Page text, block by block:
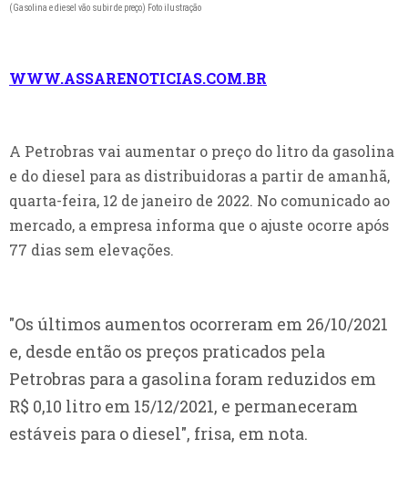
(Gasolina e diesel vão subir de preço) Foto ilustração
WWW.ASSARENOTICIAS.COM.BR
A Petrobras vai aumentar o preço do litro da gasolina
e do diesel para as distribuidoras a partir de amanhã,
quarta-feira, 12 de janeiro de 2022. No comunicado ao
mercado, a empresa informa que o ajuste ocorre após
77 dias sem elevações.
"Os últimos aumentos ocorreram em 26/10/2021
e, desde então os preços praticados pela
Petrobras para a gasolina foram reduzidos em
R$ 0,10 litro em 15/12/2021, e permaneceram
estáveis para o diesel", frisa, em nota.